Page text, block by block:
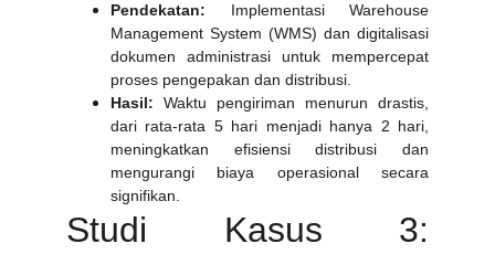
Pendekatan: Implementasi Warehouse
Management System (WMS) dan digitalisasi
dokumen administrasi untuk mempercepat
proses pengepakan dan distribusi.
Hasil: Waktu pengiriman menurun drastis,
dari rata-rata 5 hari menjadi hanya 2 hari,
meningkatkan efisiensi distribusi dan
mengurangi biaya operasional secara
signifikan.
Studi Kasus 3: